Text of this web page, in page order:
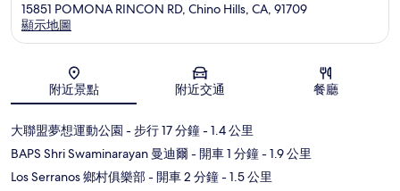
地圖
15851 POMONA RINCON RD, Chino Hills, CA, 91709
顯示地圖
附近景點 附近交通 餐廳
大聯盟夢想運動公園 - 步行 17 分鐘- 1.4 公里
BAPS Shri Swaminarayan 曼迪爾- 開車 1 分鐘- 1.9 公里
Los Serranos 鄉村俱樂部- 開車 2 分鐘- 1.5 公里